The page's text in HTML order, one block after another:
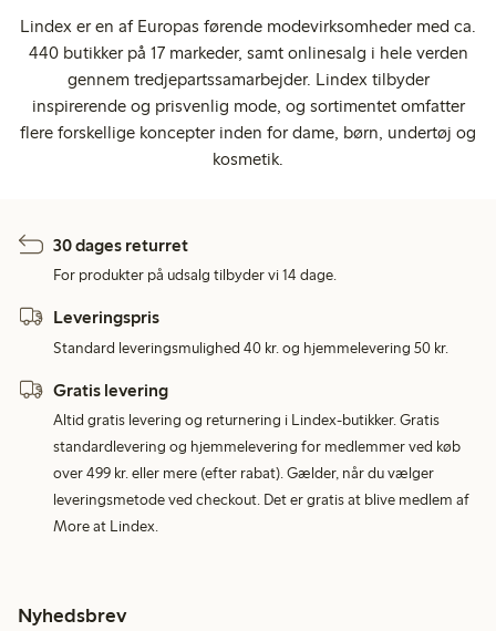
Lindex er en af Europas førende modevirksomheder med ca.
440 butikker på 17 markeder, samt onlinesalg i hele verden
gennem tredjepartssamarbejder. Lindex tilbyder
inspirerende og prisvenlig mode, og sortimentet omfatter
flere forskellige koncepter inden for dame, børn, undertøj og
kosmetik.
30 dages returret
For produkter på udsalg tilbyder vi 14 dage.
Leveringspris
Standard leveringsmulighed 40 kr. og hjemmelevering 50 kr.
Gratis levering
Altid gratis levering og returnering i Lindex-butikker. Gratis
standardlevering og hjemmelevering for medlemmer ved køb
over 499 kr. eller mere (efter rabat). Gælder, når du vælger
leveringsmetode ved checkout. Det er gratis at blive medlem af
More at Lindex.
Nyhedsbrev